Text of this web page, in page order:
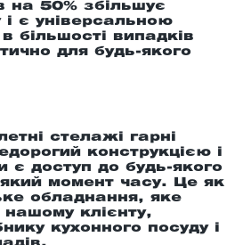
на 50% збільшує
і є універсальною
більшості випадків
для будь-якого
стелажі гарні
конструкцією і
доступ до будь-якого
який момент часу. Це як
обладнання, яке
нашому клієнту,
кухонного посуду і